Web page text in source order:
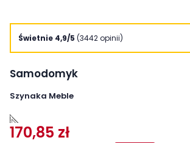
Świetnie 4,9/5 (3442 opinii)
Samodomyk
Szynaka Meble
170,85 zł